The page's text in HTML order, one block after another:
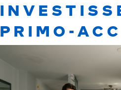
PRIMO-